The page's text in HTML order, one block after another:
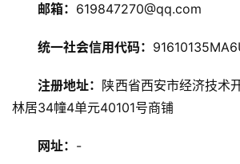
食
邮箱： 619847270@qq.com
统一社会信用代码：
注册地址： 陕西省西安市经济技术
林居34幢4单元40101号商铺
网址： -